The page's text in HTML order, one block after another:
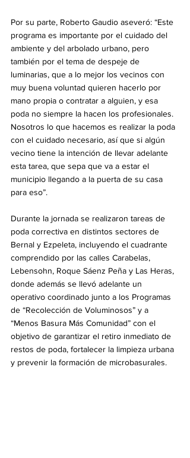
Por su parte, Roberto Gaudio aseveró: “Este
programa es importante por el cuidado del
ambiente y del arbolado urbano, pero
también por el tema de despeje de
luminarias, que a lo mejor los vecinos con
muy buena voluntad quieren hacerlo por
mano propia o contratar a alguien, y esa
poda no siempre la hacen los profesionales.
Nosotros lo que hacemos es realizar la poda
con el cuidado necesario, así que si algún
vecino tiene la intención de llevar adelante
esta tarea, que sepa que va a estar el
municipio llegando a la puerta de su casa
para eso”.
Durante la jornada se realizaron tareas de
poda correctiva en distintos sectores de
Bernal y Ezpeleta, incluyendo el cuadrante
comprendido por las calles Carabelas,
Lebensohn, Roque Sáenz Peña y Las Heras,
donde además se llevó adelante un
operativo coordinado junto a los Programas
de “Recolección de Voluminosos” y a
“Menos Basura Más Comunidad” con el
objetivo de garantizar el retiro inmediato de
restos de poda, fortalecer la limpieza urbana
y prevenir la formación de microbasurales.